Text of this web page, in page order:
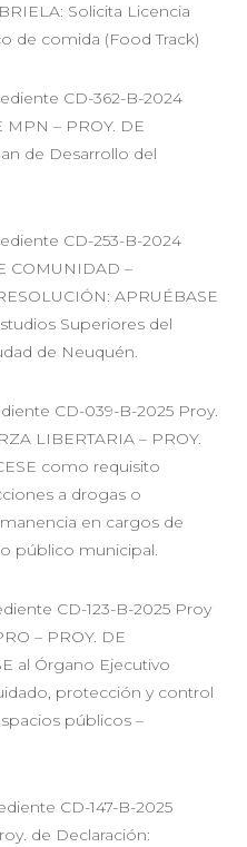
Solicita Licencia
de comida (Food Track)
CD-362-B-2024
MPN – PROY. DE
de Desarrollo del
CD-253-B-2024
COMUNIDAD –
APRUÉBASE
Superiores del
de Neuquén.
CD-039-B-2025 Proy.
LIBERTARIA – PROY.
como requisito
a drogas o
en cargos de
público municipal.
CD-123-B-2025 Proy
– PROY. DE
al Órgano Ejecutivo
protección y control
públicos –
CD-147-B-2025
de Declaración: